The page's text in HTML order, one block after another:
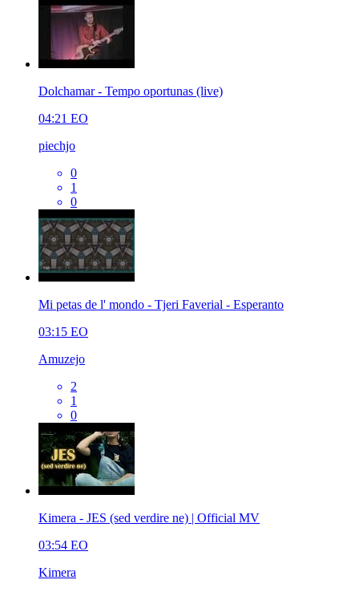
Dolchamar - Tempo oportunas (live)
04:21 EO
piechjo
0
1
0
Mi petas de l' mondo - Tjeri Faverial - Esperanto
03:15 EO
Amuzejo
2
1
0
Kimera - JES (sed verdire ne) | Official MV
03:54 EO
Kimera